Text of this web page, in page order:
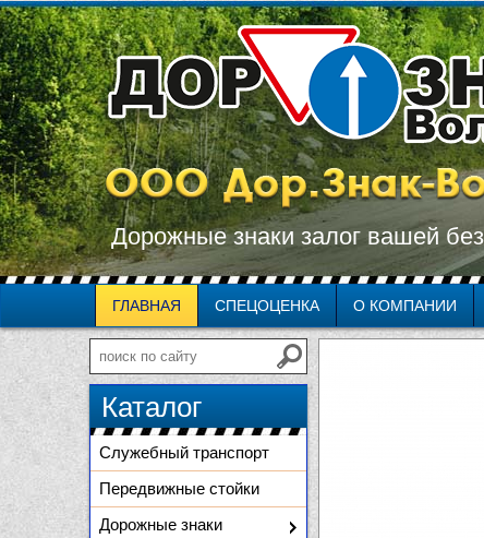
Дорожные знаки залог вашей
ГЛАВНАЯ СПЕЦОЦЕНКА О КОМПАНИИ
Каталог
Служебный транспорт
Передвижные стойки
Дорожные знаки